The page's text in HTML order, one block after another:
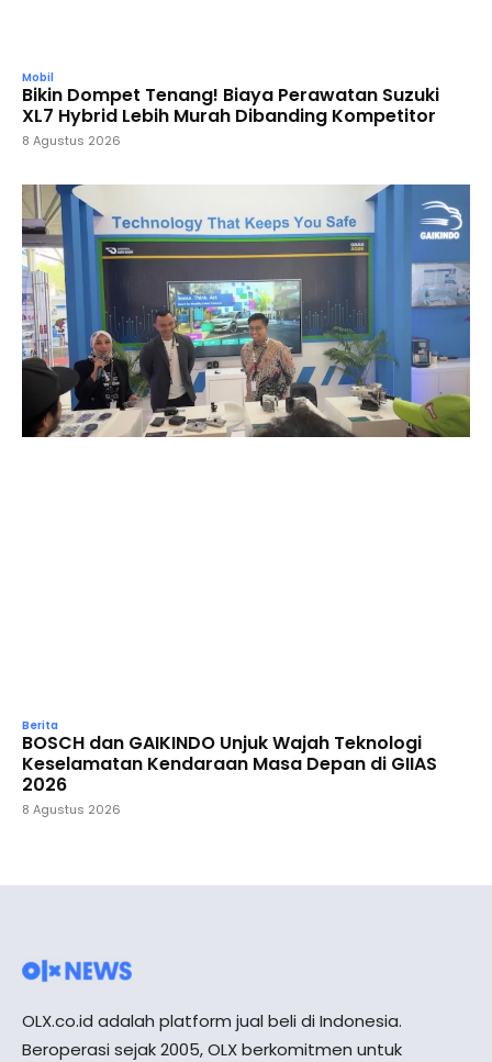
Mobil
Bikin Dompet Tenang! Biaya Perawatan Suzuki
XL7 Hybrid Lebih Murah Dibanding Kompetitor
8 Agustus 2026
Berita
BOSCH dan GAIKINDO Unjuk Wajah Teknologi
Keselamatan Kendaraan Masa Depan di GIIAS
2026
8 Agustus 2026
OLX.co.id adalah platform jual beli di Indonesia.
Beroperasi sejak 2005, OLX berkomitmen untuk